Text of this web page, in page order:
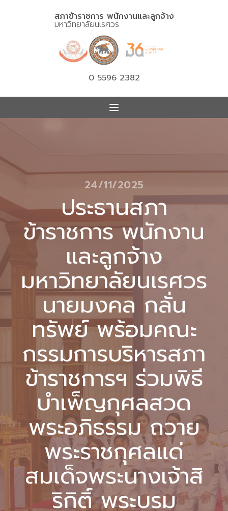
สภาข้าราชการ พนักงานและลูกจ้าง
มหาวิทยาลัยนเรศวร
0 5596 2382
24/11/2025
ประธานสภา
ข้าราชการ พนักงาน
และลูกจ้าง
มหาวิทยาลัยนเรศวร
นายมงคล กลั่น
ทรัพย์ พร้อมคณะ
กรรมการบริหารสภา
ข้าราชการฯ ร่วมพิธี
บำเพ็ญกุศลสวด
พระอภิธรรม ถวาย
พระราชกุศลแด่
สมเด็จพระนางเจ้าสิ
ริกิติ์ พระบรม